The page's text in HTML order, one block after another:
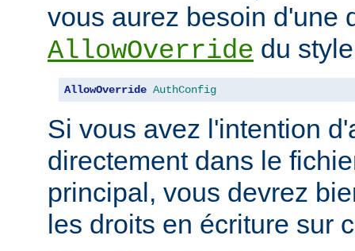
vous aurez besoin d'une
AllowOverride du
AllowOverride AuthConfig
Si vous avez l'intention
directement dans le
principal, vous devrez
les droits en écriture sur